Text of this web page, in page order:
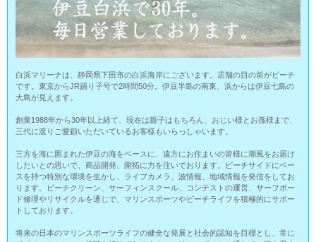
白浜マリーナは、静岡県下田市の白浜海岸にございます。店舗の目の前がビーチ
です。東京からJR踊り子号で2時間50分。伊豆半島の南東、浜からは伊豆七島の
大島が見えます。
創業1988年から30年以上経て、現在は親子はもちろん、おじい様とお孫様まで、
三代に渡りご愛顧いただいているお客様もいらっしゃいます。
三方を海に囲まれた伊豆の海をベースに、遠方にお住まいの皆様に潮風をお届け
したいとの思いで、商品開発、開拓に力を注いでおります。ビーチサイドにベー
スを持つ特別な環境を生かし、ライブカメラ、波情報、地域情報を発信をしてお
ります。ビーチクリーン、サーフィンスクール、コンテストの運営、サーフボー
ド修理やリサイクルを通じで、マリンスポーツやビーチライフを積極的にサポー
トしております。
将来の日本のマリンスポーツライフの健全な発展と社会的認知を目標とし、常に